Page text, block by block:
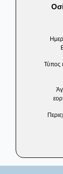
Τύπος